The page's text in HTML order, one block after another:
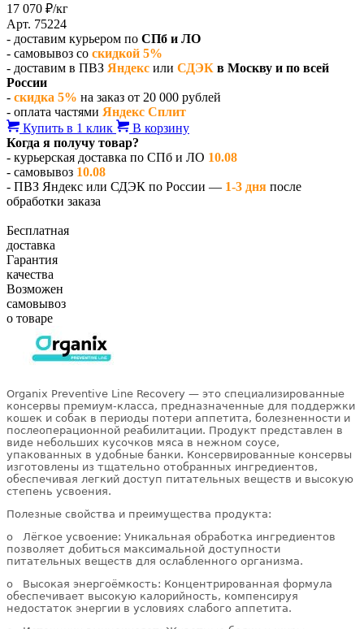
17 070 ₽/кг
Арт. 75224
- доставим курьером по СПб и ЛО
- самовывоз со скидкой 5%
- доставим в ПВЗ Яндекс или СДЭК в Москву и по всей
России
- скидка 5% на заказ от 20 000 рублей
- оплата частями Яндекс Сплит
Купить в 1 клик
В корзину
Когда я получу товар?
- курьерская доставка по СПб и ЛО 10.08
- самовывоз 10.08
- ПВЗ Яндекс или СДЭК по России — 1-3 дня после
обработки заказа
Бесплатная
доставка
Гарантия
качества
Возможен
самовывоз
о товаре
Organix Preventive Line Recovery — это специализированные
консервы премиум-класса, предназначенные для поддержки
кошек и собак в периоды потери аппетита, болезненности и
послеоперационной реабилитации. Продукт представлен в
виде небольших кусочков мяса в нежном соусе,
упакованных в удобные банки. Консервированные консервы
изготовлены из тщательно отобранных ингредиентов,
обеспечивая легкий доступ питательных веществ и высокую
степень усвоения.
Полезные свойства и преимущества продукта:
o Лёгкое усвоение: Уникальная обработка ингредиентов
позволяет добиться максимальной доступности
питательных веществ для ослабленного организма.
o Высокая энергоёмкость: Концентрированная формула
обеспечивает высокую калорийность, компенсируя
недостаток энергии в условиях слабого аппетита.